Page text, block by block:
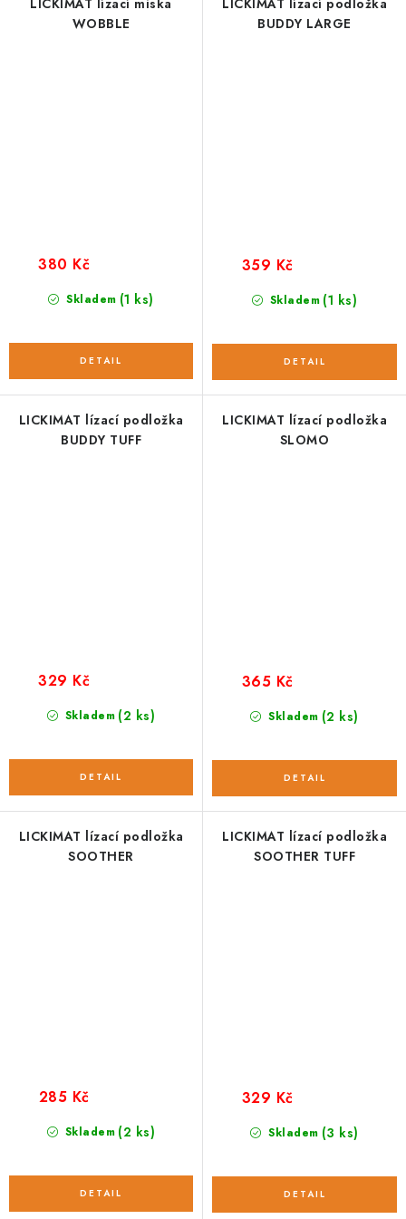
LICKIMAT lízací miska
WOBBLE
Skladem (1 ks)
380 Kč
LICKIMAT lízací podložka
BUDDY LARGE
Skladem (1 ks)
359 Kč
LICKIMAT lízací podložka
BUDDY TUFF
Skladem (2 ks)
329 Kč
LICKIMAT lízací podložka
SLOMO
Skladem (2 ks)
365 Kč
LICKIMAT lízací podložka
SOOTHER
Skladem (2 ks)
285 Kč
LICKIMAT lízací podložka
SOOTHER TUFF
Skladem (3 ks)
329 Kč